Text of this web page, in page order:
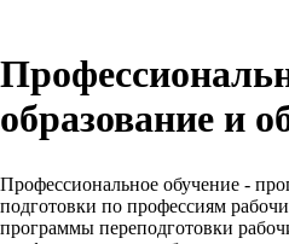
образование и
Профессиональное обучение -
подготовки по профессиям
программы переподготовки